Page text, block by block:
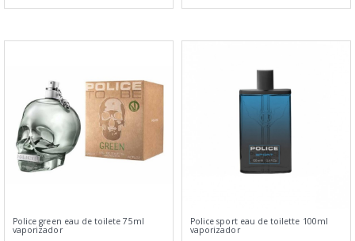
Police green eau de toilete 75ml
vaporizador
Police sport eau de toilette 100ml
vaporizador